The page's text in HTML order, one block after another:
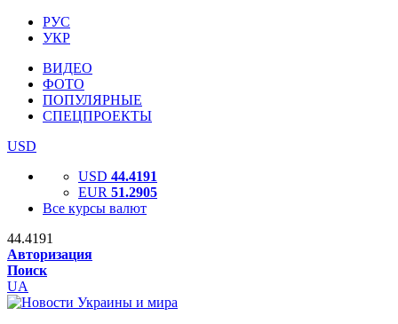
РУС
УКР
ВИДЕО
ФОТО
ПОПУЛЯРНЫЕ
СПЕЦПРОЕКТЫ
USD
USD 44.4191
EUR 51.2905
Все курсы валют
44.4191
Авторизация
Поиск
UA